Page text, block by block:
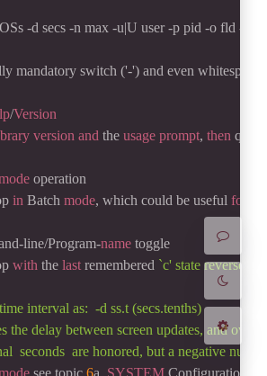
浅阴影 深阴影
关闭 日落 暗化
-d secs -n max -u|U user -p pid -o fld -w
switch ('-') and even whitespace
/Version
version and the usage prompt, then quit.
operation
in Batch mode, which could be useful for
line/Program-name toggle
with the last remembered `c' state reversed.
interval as:  -d ss.t (secs.tenths)
between screen updates, and
are honored, but a negative number